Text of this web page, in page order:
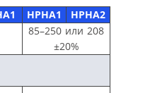
HPHA1
HPHA2
85–250 или 208
±20%